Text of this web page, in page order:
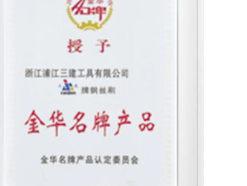
hartnäckige Substanzen von
das Risiko des Rutschen
erforderlichen Druck ohne viel
behandelt, um die Lebensdauer des